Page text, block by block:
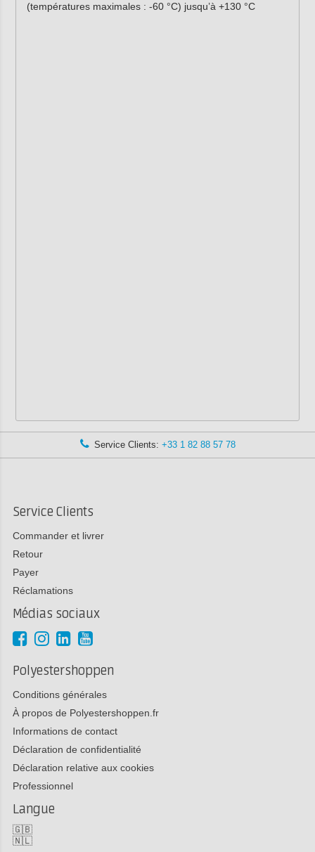
(températures maximales : -60 °C) jusqu’à +130 °C
Service Clients: +33 1 82 88 57 78
Service Clients
Commander et livrer
Retour
Payer
Réclamations
Médias sociaux
Polyestershoppen
Conditions générales
À propos de Polyestershoppen.fr
Informations de contact
Déclaration de confidentialité
Déclaration relative aux cookies
Professionnel
Langue
🇬🇧
🇳🇱